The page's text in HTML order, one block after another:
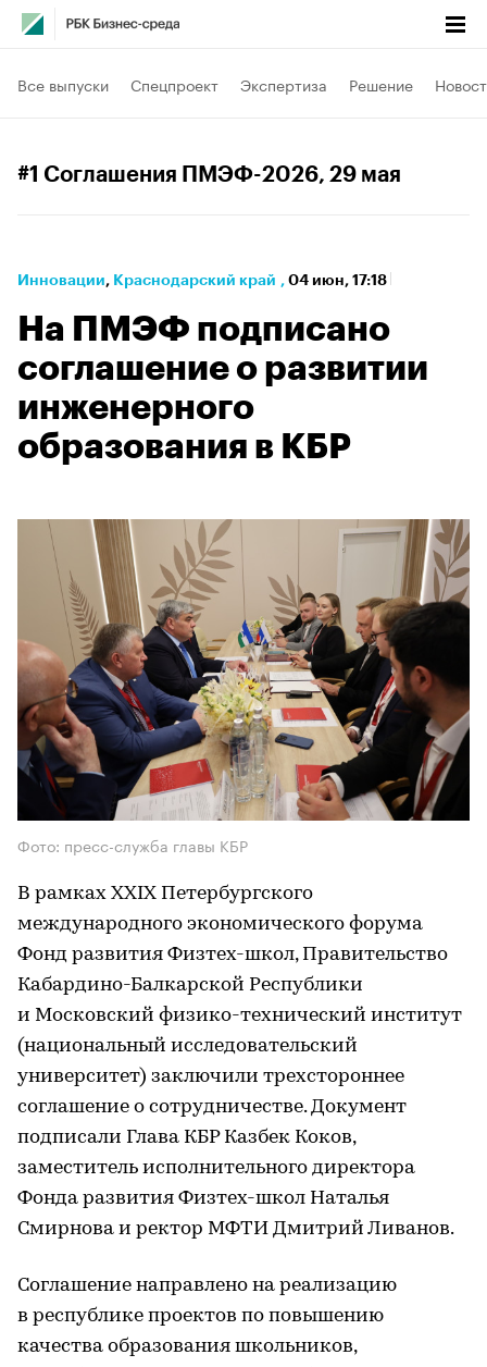
Все выпуски Спецпроект Экспертиза Решение
#1 Соглашения ПМЭФ-2026, 29 мая
Инновации⁠, Краснодарский край , 04 июн, 17:18
На ПМЭФ подписано
соглашение о развитии
инженерного
образования в КБР
Фото: пресс-служба главы КБР
В рамках XXIX Петербургского
международного экономического форума
Фонд развития Физтех-школ, Правительство
Кабардино-Балкарской Республики
и Московский физико-технический институт
(национальный исследовательский
университет) заключили трехстороннее
соглашение о сотрудничестве. Документ
подписали Глава КБР Казбек Коков,
заместитель исполнительного директора
Фонда развития Физтех-школ Наталья
Смирнова и ректор МФТИ Дмитрий Ливанов.
Соглашение направлено на реализацию
в республике проектов по повышению
качества образования школьников,